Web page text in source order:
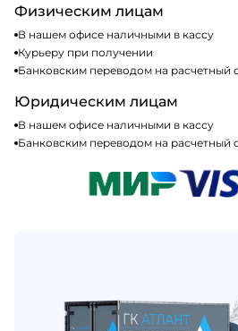
Физическим лицам
В нашем офисе наличными в кассу
Курьеру при получении
Банковским переводом на расчетный
Юридическим лицам
В нашем офисе наличными в кассу
Банковским переводом на расчетный